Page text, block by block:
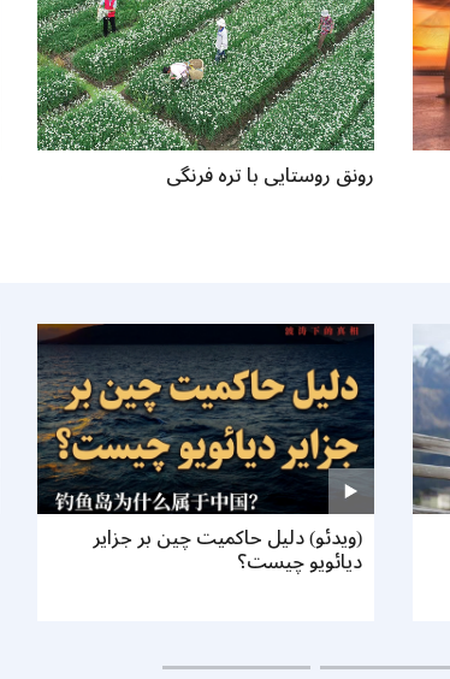
رونق روستایی با تره فرنگی
(ویدئو) دلیل حاکمیت چین بر جزایر
دیائویو چیست؟